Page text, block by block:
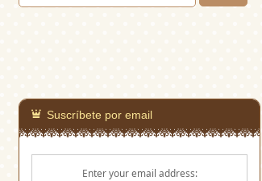
Suscríbete por email
Enter your email address: